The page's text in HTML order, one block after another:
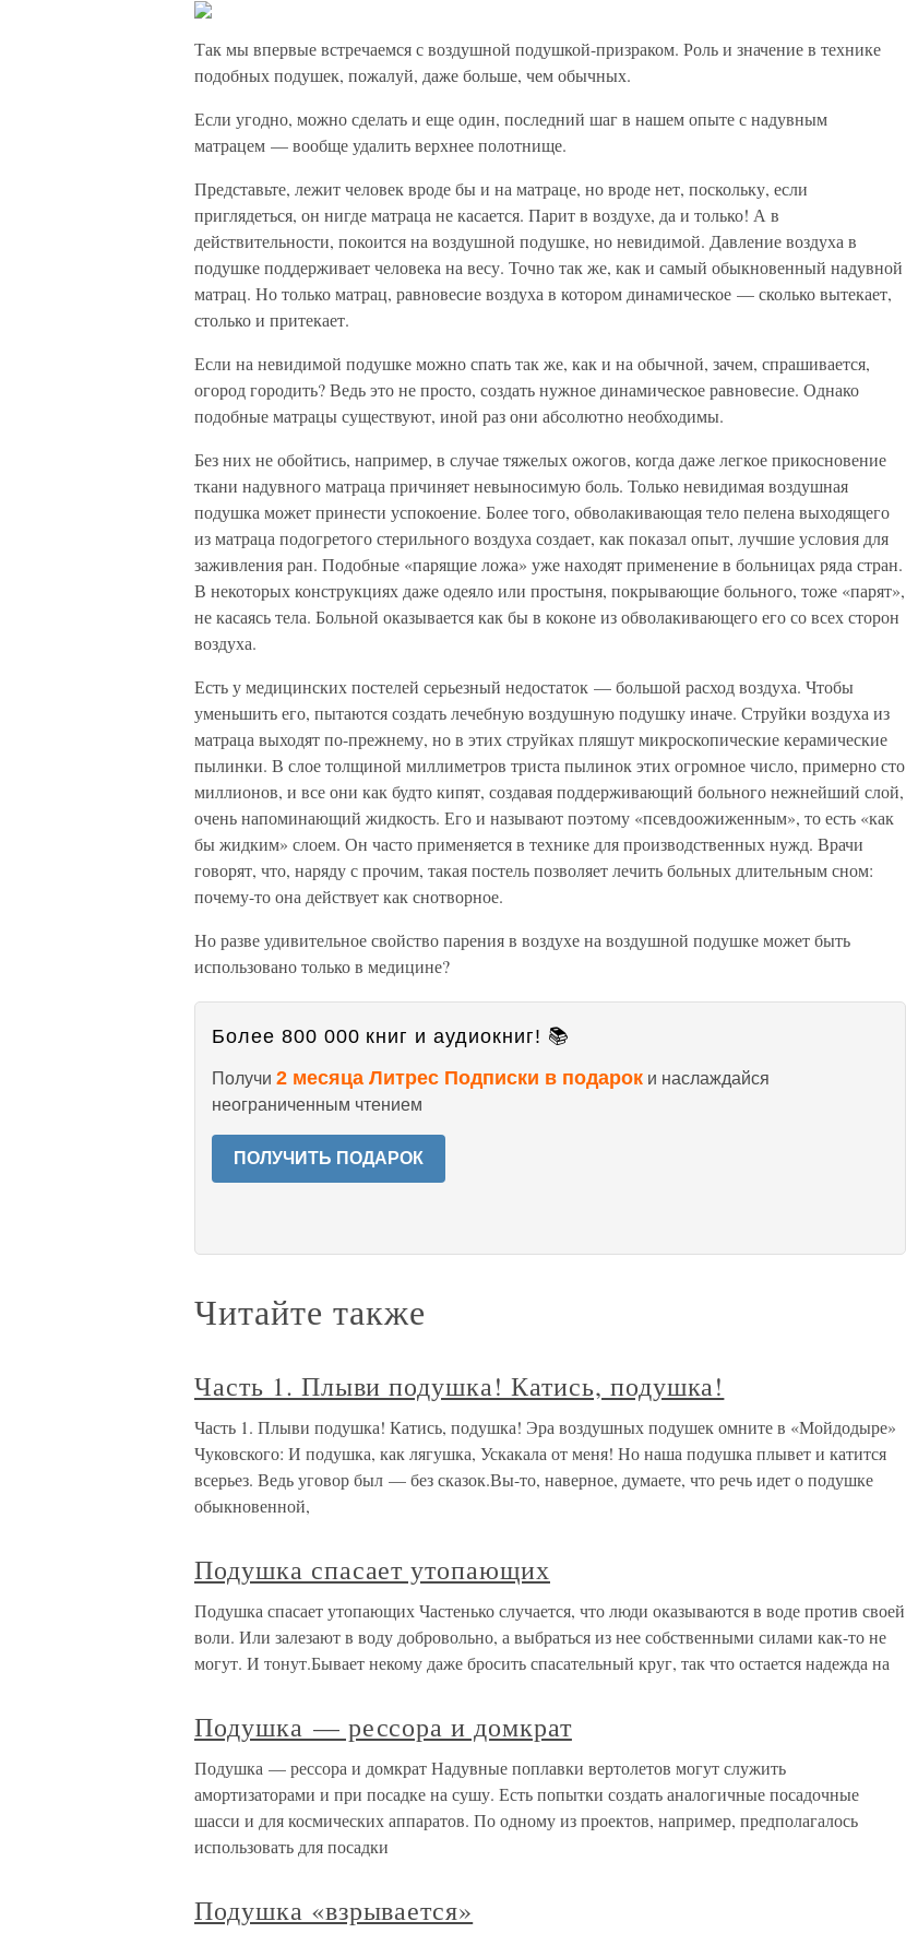
Так мы впервые встречаемся с воздушной подушкой-призраком. Роль и значение в технике
подобных подушек, пожалуй, даже больше, чем обычных.
Если угодно, можно сделать и еще один, последний шаг в нашем опыте с надувным
матрацем — вообще удалить верхнее полотнище.
Представьте, лежит человек вроде бы и на матраце, но вроде нет, поскольку, если
приглядеться, он нигде матраца не касается. Парит в воздухе, да и только! А в
действительности, покоится на воздушной подушке, но невидимой. Давление воздуха в
подушке поддерживает человека на весу. Точно так же, как и самый обыкновенный надувной
матрац. Но только матрац, равновесие воздуха в котором динамическое — сколько вытекает,
столько и притекает.
Если на невидимой подушке можно спать так же, как и на обычной, зачем, спрашивается,
огород городить? Ведь это не просто, создать нужное динамическое равновесие. Однако
подобные матрацы существуют, иной раз они абсолютно необходимы.
Без них не обойтись, например, в случае тяжелых ожогов, когда даже легкое прикосновение
ткани надувного матраца причиняет невыносимую боль. Только невидимая воздушная
подушка может принести успокоение. Более того, обволакивающая тело пелена выходящего
из матраца подогретого стерильного воздуха создает, как показал опыт, лучшие условия для
заживления ран. Подобные «парящие ложа» уже находят применение в больницах ряда стран.
В некоторых конструкциях даже одеяло или простыня, покрывающие больного, тоже «парят»,
не касаясь тела. Больной оказывается как бы в коконе из обволакивающего его со всех сторон
воздуха.
Есть у медицинских постелей серьезный недостаток — большой расход воздуха. Чтобы
уменьшить его, пытаются создать лечебную воздушную подушку иначе. Струйки воздуха из
матраца выходят по-прежнему, но в этих струйках пляшут микроскопические керамические
пылинки. В слое толщиной миллиметров триста пылинок этих огромное число, примерно сто
миллионов, и все они как будто кипят, создавая поддерживающий больного нежнейший слой,
очень напоминающий жидкость. Его и называют поэтому «псевдоожиженным», то есть «как
бы жидким» слоем. Он часто применяется в технике для производственных нужд. Врачи
говорят, что, наряду с прочим, такая постель позволяет лечить больных длительным сном:
почему-то она действует как снотворное.
Но разве удивительное свойство парения в воздухе на воздушной подушке может быть
использовано только в медицине?
Более 800 000 книг и аудиокниг! 📚
Получи 2 месяца Литрес Подписки в подарок и наслаждайся
неограниченным чтением
ПОЛУЧИТЬ ПОДАРОК
Читайте также
Часть 1. Плыви подушка! Катись, подушка!
Часть 1. Плыви подушка! Катись, подушка! Эра воздушных подушек омните в «Мойдодыре»
Чуковского: И подушка, как лягушка, Ускакала от меня! Но наша подушка плывет и катится
всерьез. Ведь уговор был — без сказок.Вы-то, наверное, думаете, что речь идет о подушке
обыкновенной,
Подушка спасает утопающих
Подушка спасает утопающих Частенько случается, что люди оказываются в воде против своей
воли. Или залезают в воду добровольно, а выбраться из нее собственными силами как-то не
могут. И тонут.Бывает некому даже бросить спасательный круг, так что остается надежда на
Подушка — рессора и домкрат
Подушка — рессора и домкрат Надувные поплавки вертолетов могут служить
амортизаторами и при посадке на сушу. Есть попытки создать аналогичные посадочные
шасси и для космических аппаратов. По одному из проектов, например, предполагалось
использовать для посадки
Подушка «взрывается»